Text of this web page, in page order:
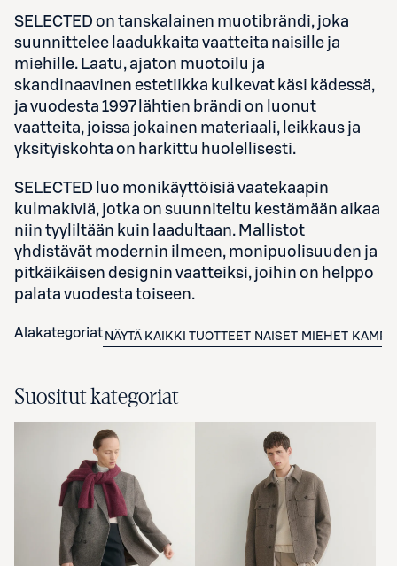
SELECTED on tanskalainen muotibrändi, joka
suunnittelee laadukkaita vaatteita naisille ja
miehille. Laatu, ajaton muotoilu ja
skandinaavinen estetiikka kulkevat käsi kädessä,
ja vuodesta 1997 lähtien brändi on luonut
vaatteita, joissa jokainen materiaali, leikkaus ja
yksityiskohta on harkittu huolellisesti.
SELECTED luo monikäyttöisiä vaatekaapin
kulmakiviä, jotka on suunniteltu kestämään aikaa
niin tyyliltään kuin laadultaan. Mallistot
yhdistävät modernin ilmeen, monipuolisuuden ja
pitkäikäisen designin vaatteiksi, joihin on helppo
palata vuodesta toiseen.
Alakategoriat NÄYTÄ KAIKKI TUOTTEET NAISET MIEHET
Suositut kategoriat